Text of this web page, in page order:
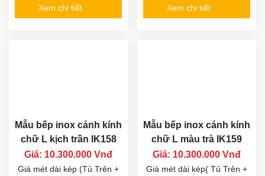
Xem chi tiết
Xem chi tiết
Mẫu bếp inox cánh kính
chữ L kịch trần IK158
Giá: 10.300.000 Vnđ
Giá mét dài kép (Tủ Trên +
Mẫu bếp inox cánh kính
chữ L màu trà IK159
Giá: 10.300.000 Vnđ
Giá mét dài kép( Tủ Trên +